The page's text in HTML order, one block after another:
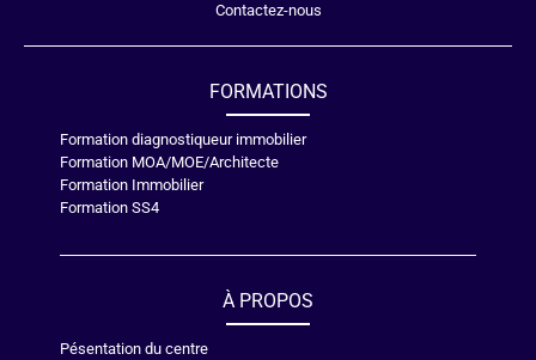
Contactez-nous
FORMATIONS
Formation diagnostiqueur immobilier
Formation MOA/MOE/Architecte
Formation Immobilier
Formation SS4
À PROPOS
Pésentation du centre